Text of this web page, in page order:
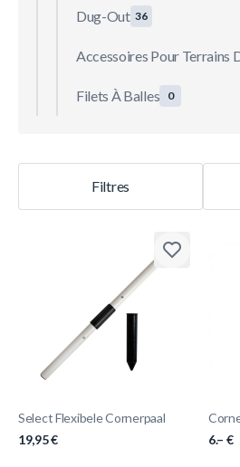
Dug-Out 36
Accessoires Pour Terrains
Filets À Balles 0
Filtres
Select Flexibele Cornerpaal
19,95 €
6.– €